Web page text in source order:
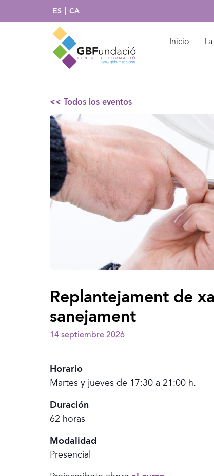
ES CA
Inicio
<< Todos los eventos
Replantejament de
sanejament
14 septiembre 2026
Horario
Martes y jueves de 17:30 a 21:00 h.
Duración
62 horas
Modalidad
Presencial